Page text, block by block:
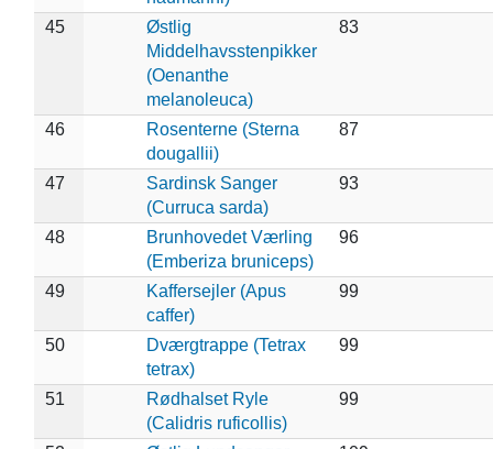
45
Østlig
Middelhavsstenpikker
(Oenanthe
melanoleuca)
83
46
Rosenterne (Sterna
dougallii)
87
47
Sardinsk Sanger
(Curruca sarda)
93
48
Brunhovedet Værling
(Emberiza bruniceps)
96
49
Kaffersejler (Apus
caffer)
99
50
Dværgtrappe (Tetrax
tetrax)
99
51
Rødhalset Ryle
(Calidris ruficollis)
99